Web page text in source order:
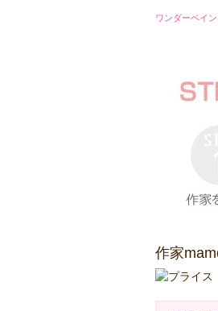
ワンダーペイン
作家